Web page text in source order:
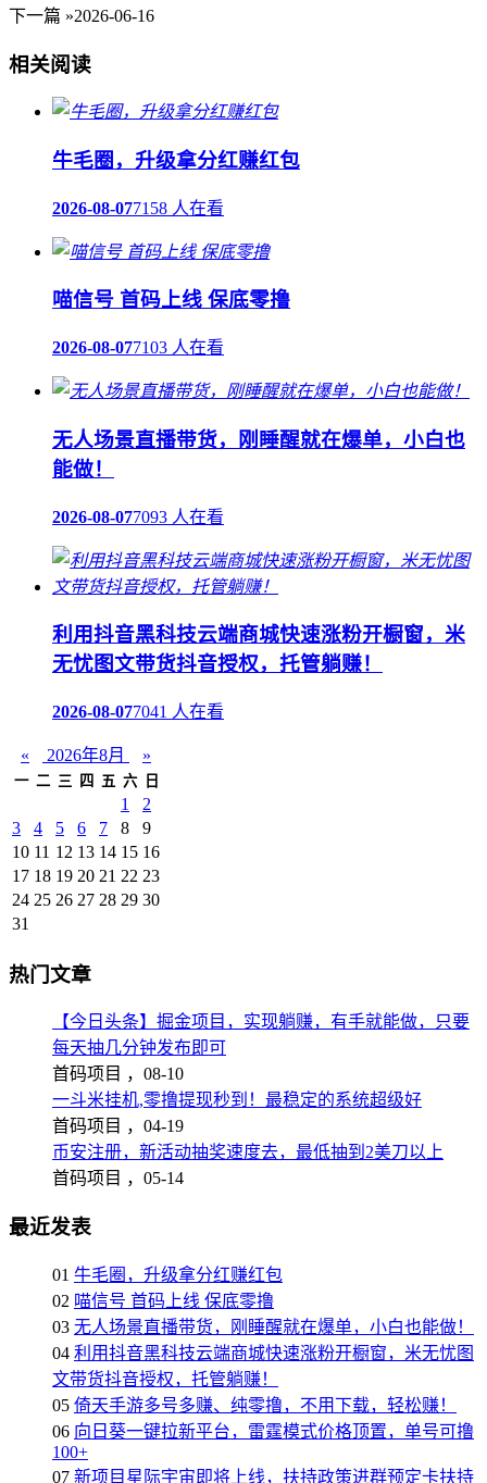
下一篇 »2026-06-16
相关阅读
牛毛圈，升级拿分红赚红包
2026-08-077158 人在看
喵信号 首码上线 保底零撸
2026-08-077103 人在看
无人场景直播带货，刚睡醒就在爆单，小白也
能做！
2026-08-077093 人在看
利用抖音黑科技云端商城快速涨粉开橱窗，米
无忧图文带货抖音授权，托管躺赚！
2026-08-077041 人在看
« 2026年8月 »
一 二 三 四 五 六 日
1
2
3
4 5 6 7 8
9
10 11 12 13 14 15 16
17 18 19 20 21 22 23
24 25 26 27 28 29 30
31
热门文章
【今日头条】掘金项目，实现躺赚，有手就能做，只要
每天抽几分钟发布即可
首码项目 ， 08-10
一斗米挂机,零撸提现秒到！最稳定的系统超级好
首码项目 ， 04-19
币安注册，新活动抽奖速度去，最低抽到2美刀以上
首码项目 ， 05-14
最近发表
01 牛毛圈，升级拿分红赚红包
02 喵信号 首码上线 保底零撸
03 无人场景直播带货，刚睡醒就在爆单，小白也能做！
04 利用抖音黑科技云端商城快速涨粉开橱窗，米无忧图
文带货抖音授权，托管躺赚！
05 倚天手游多号多赚、纯零撸，不用下载，轻松赚！
06 向日葵一键拉新平台，雷霆模式价格顶置，单号可撸
100+
07 新项目星际宇宙即将上线，扶持政策进群预定卡扶持